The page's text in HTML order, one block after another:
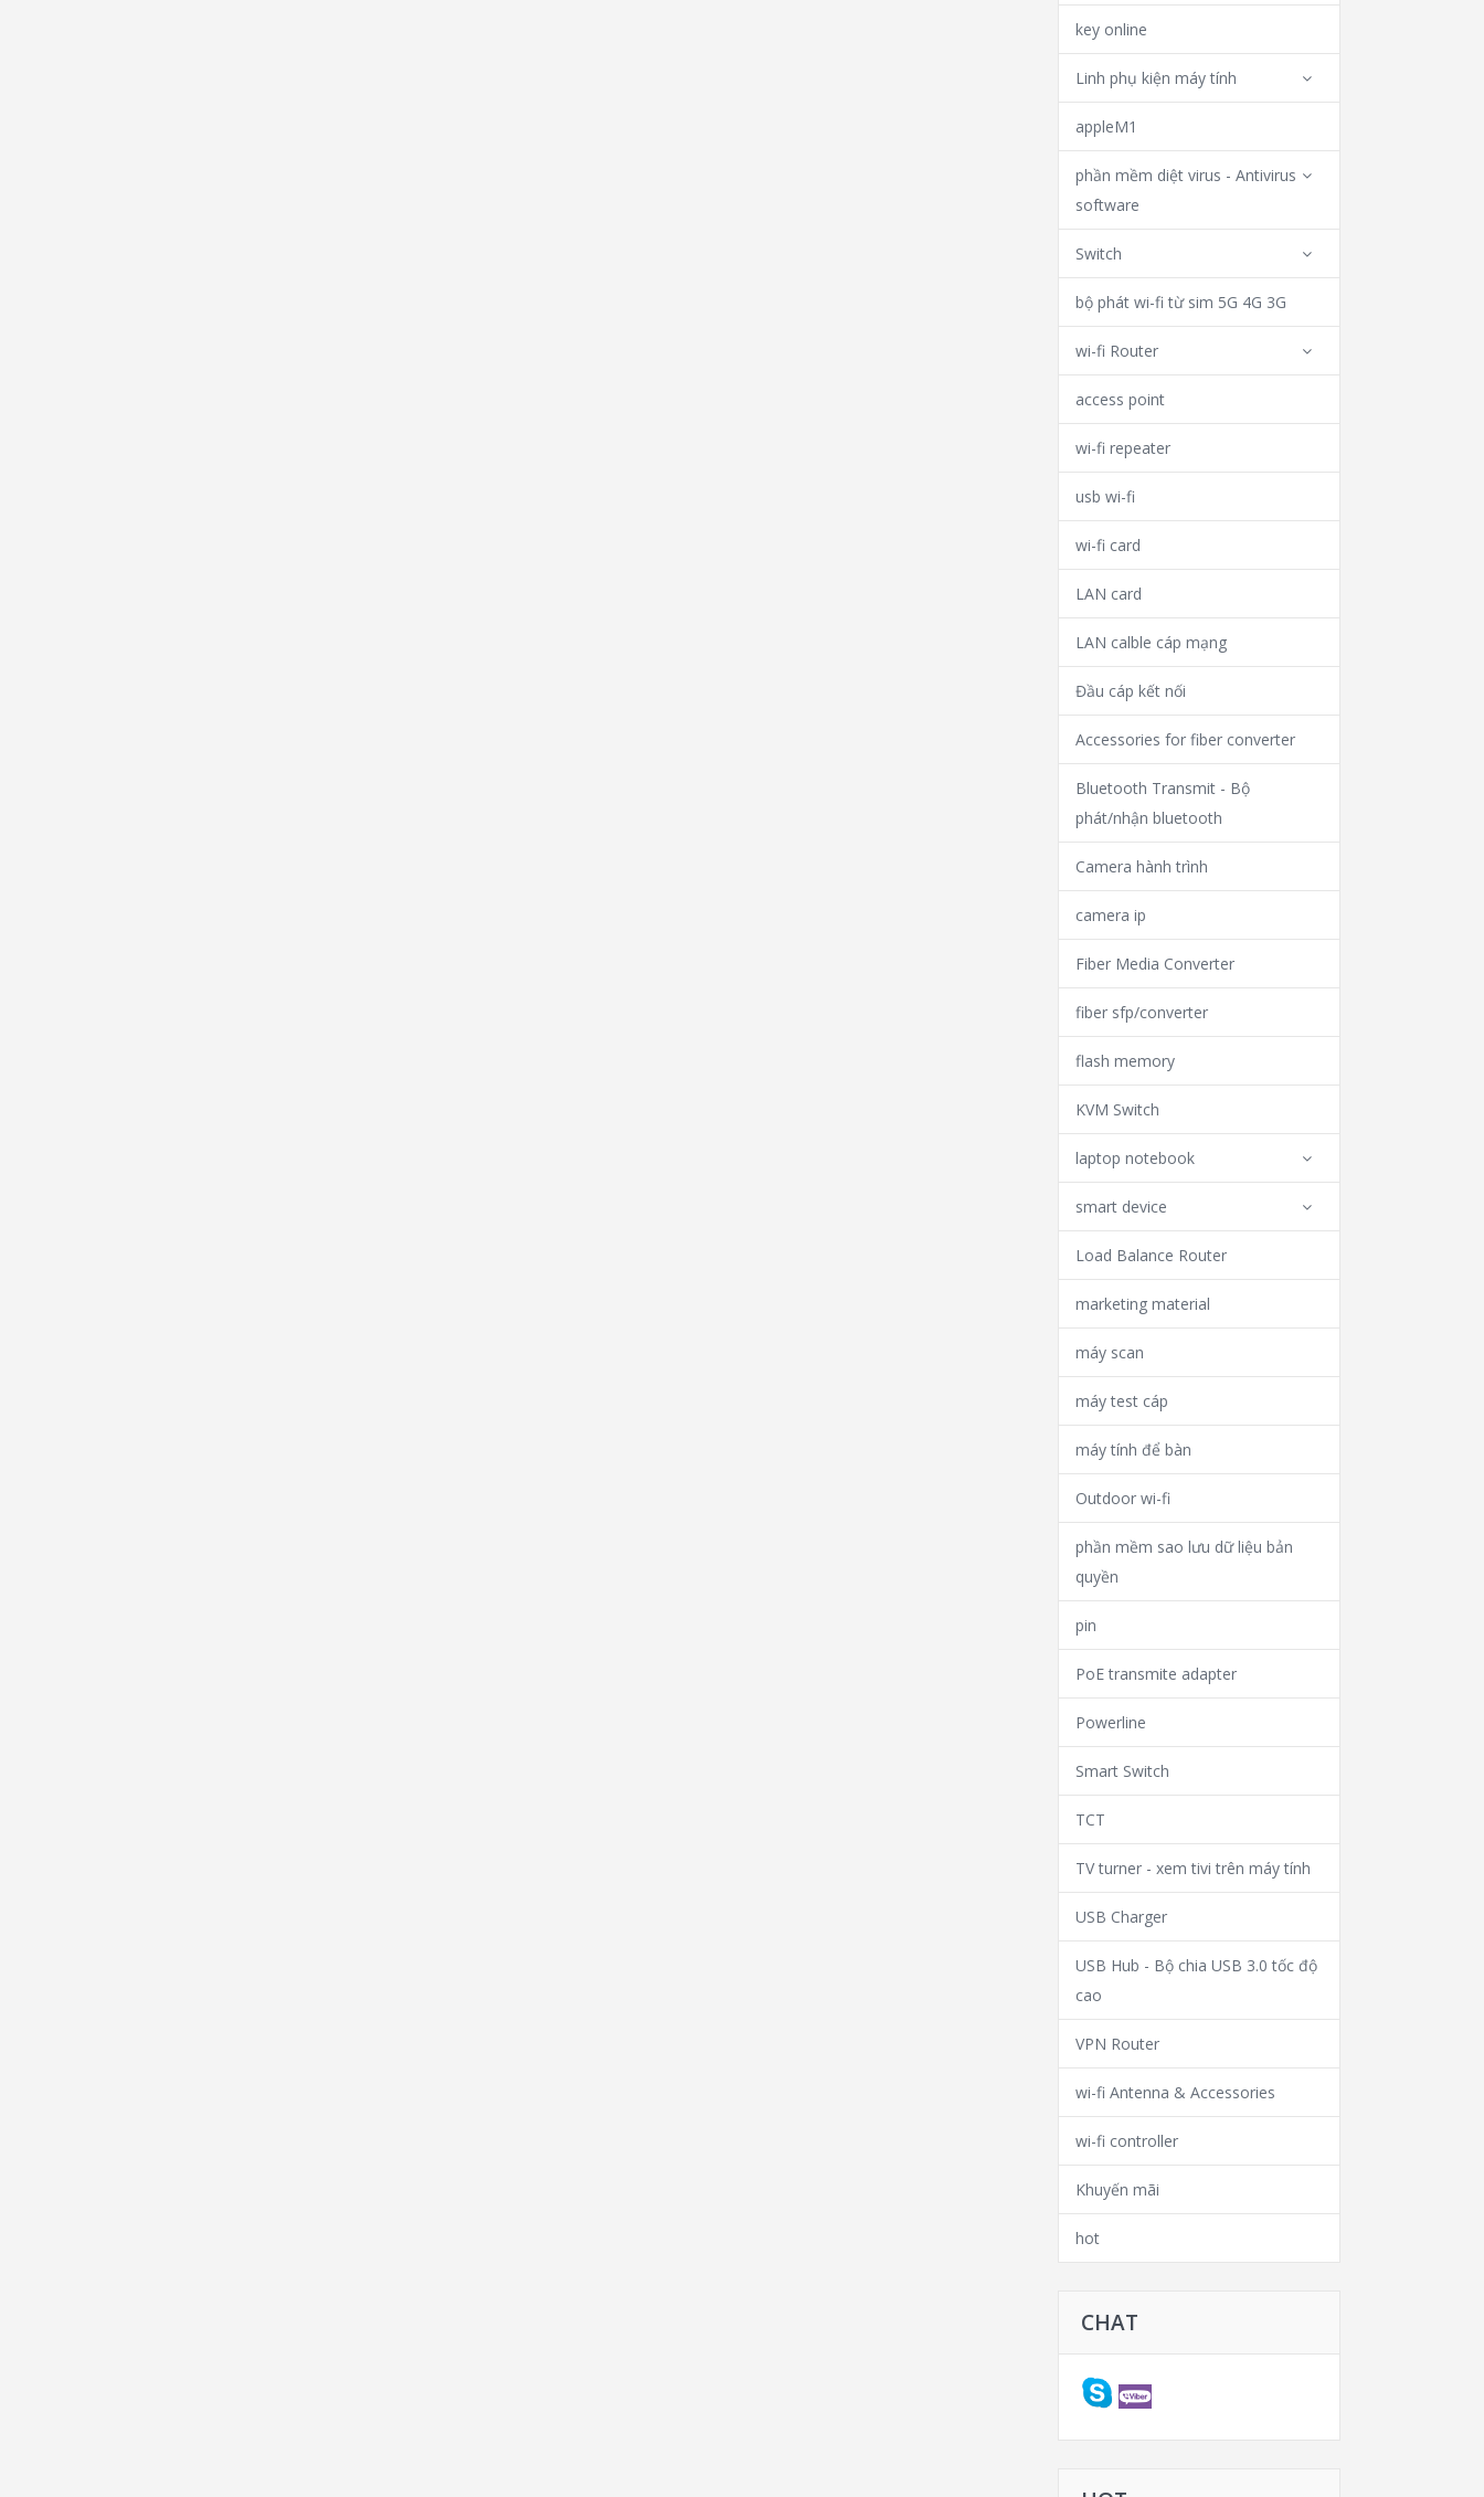
key online
Linh phụ kiện máy tính
appleM1
phần mềm diệt virus - Antivirus
software
Switch
bộ phát wi-fi từ sim 5G 4G 3G
wi-fi Router
access point
wi-fi repeater
usb wi-fi
wi-fi card
LAN card
LAN calble cáp mạng
Đầu cáp kết nối
Accessories for fiber converter
Bluetooth Transmit - Bộ
phát/nhận bluetooth
Camera hành trình
camera ip
Fiber Media Converter
fiber sfp/converter
flash memory
KVM Switch
laptop notebook
smart device
Load Balance Router
marketing material
máy scan
máy test cáp
máy tính để bàn
Outdoor wi-fi
phần mềm sao lưu dữ liệu bản
quyền
pin
PoE transmite adapter
Powerline
Smart Switch
TCT
TV turner - xem tivi trên máy tính
USB Charger
USB Hub - Bộ chia USB 3.0 tốc độ
cao
VPN Router
wi-fi Antenna & Accessories
wi-fi controller
Khuyến mãi
hot
CHAT